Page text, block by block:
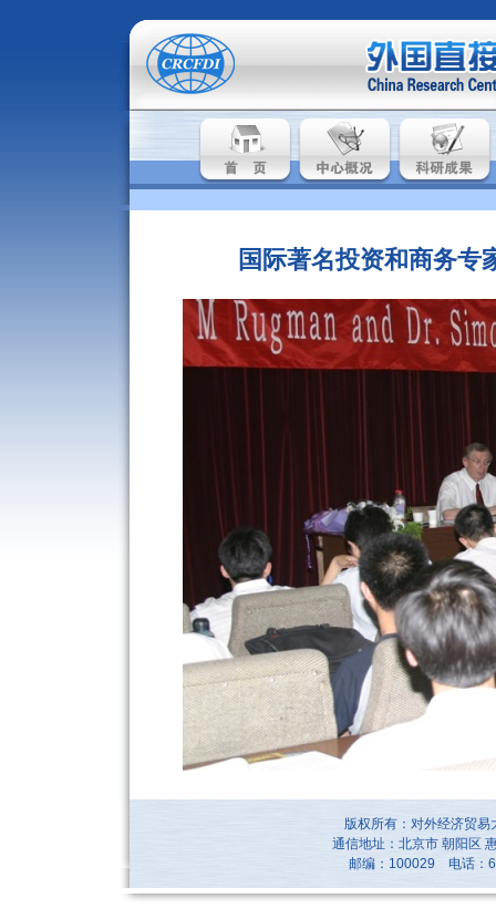
国际著名投资和商务专